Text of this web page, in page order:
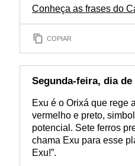
Conheça as frases do
COPIAR
Segunda-feira, dia de
Exu é o Orixá que rege
vermelho e preto,
potencial. Sete ferros
chama Exu para esse
Exu!”.